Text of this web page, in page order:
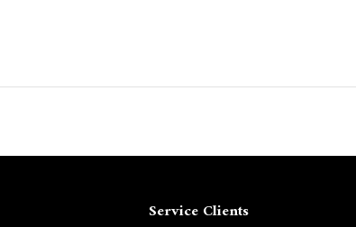
Service Clients